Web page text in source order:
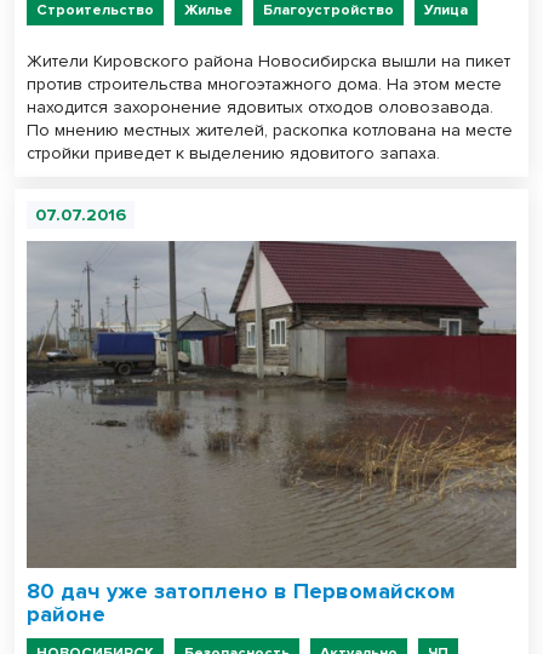
Строительство Жилье Благоустройство Улица
Жители Кировского района Новосибирска вышли на пикет
против строительства многоэтажного дома. На этом месте
находится захоронение ядовитых отходов оловозавода.
По мнению местных жителей, раскопка котлована на месте
стройки приведет к выделению ядовитого запаха.
07.07.2016
80 дач уже затоплено в Первомайском
районе